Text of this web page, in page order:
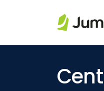
Saltar al contenido principal